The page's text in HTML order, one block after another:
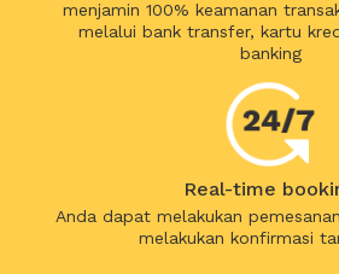
menjamin 100% keamanan
melalui bank transfer, kartu
banking
Real-time
Anda dapat melakukan
melakukan konfirmasi